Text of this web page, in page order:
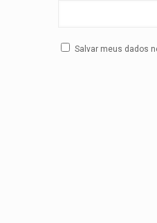
Salvar meus dados